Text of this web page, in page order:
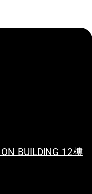
BUILDING 12樓